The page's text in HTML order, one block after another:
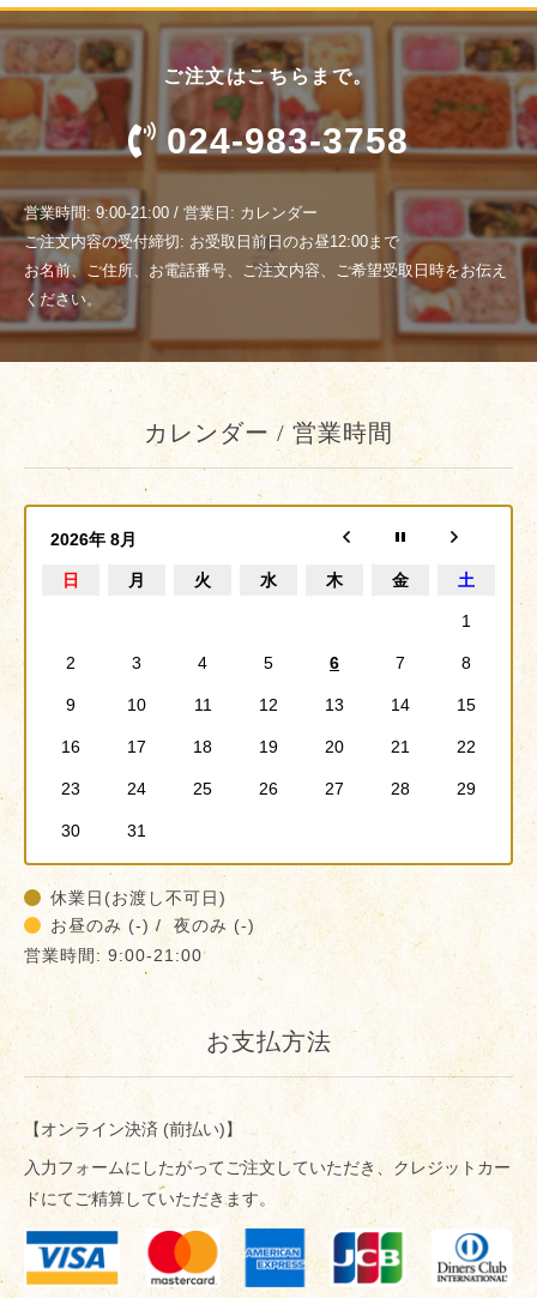
ご注文はこちらまで。
024-983-3758
営業時間: 9:00-21:00 / 営業日: カレンダー
ご注文内容の受付締切: お受取日前日のお昼12:00まで
お名前、ご住所、お電話番号、ご注文内容、ご希望受取日時をお伝え
ください。
カレンダー / 営業時間
2026年 8月
日 月 火 水 木 金 土
1
2 3 4 5 6 7 8
9 10 11 12 13 14 15
16 17 18 19 20 21 22
23 24 25 26 27 28 29
30 31
休業日(お渡し不可日)
お昼のみ (-) / 夜のみ (-)
営業時間: 9:00-21:00
お支払方法
【オンライン決済 (前払い)】
入力フォームにしたがってご注文していただき、クレジットカー
ドにてご精算していただきます。